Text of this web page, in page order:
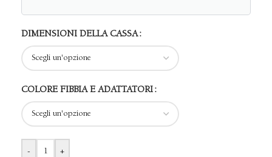
DIMENSIONI DELLA CASSA
COLORE FIBBIA E ADATTATORI
- +